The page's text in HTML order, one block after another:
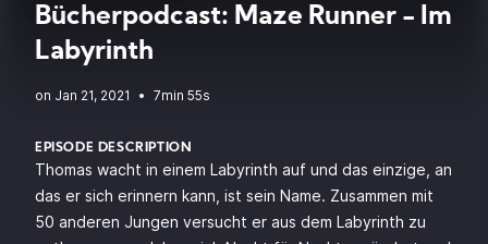
Bücherpodcast: Maze Runner - Im
Labyrinth
• 7min 55s
EPISODE DESCRIPTION
Thomas wacht in einem Labyrinth auf und das einzige, an
das er sich erinnern kann, ist sein Name. Zusammen mit
50 anderen Jungen versucht er aus dem Labyrinth zu